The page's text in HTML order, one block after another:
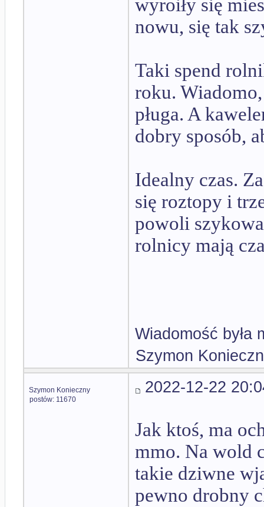
wyroiły się
nowu, się tak
Taki spend
roku.
pługa. A
dobry sposób,
Idealny czas.
się roztopy i
powoli
rolnicy mają
Wiadomość była
Szymon
Szymon Konieczny
postów: 11670
2022-12-22
Jak ktoś, ma
mmo. Na wold
takie dziwne
pewno drobny